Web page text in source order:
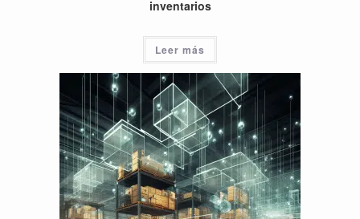
inventarios
Leer más